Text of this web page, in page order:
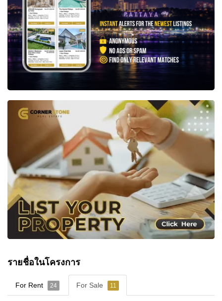
รายชื่อในโครงการ
For Rent 24 For Sale 11